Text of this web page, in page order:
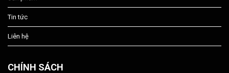
Tin tức
Liên hệ
CHÍNH SÁCH